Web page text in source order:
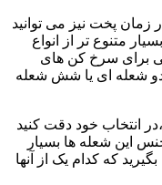
پخت نیز می توانید
متنوع تر از انواع
برای سرخ کن های
دو شعله ای یا شش شعله
انتخاب خود دقت کنید
این شعله ها بسیار
که کدام یک از آنها